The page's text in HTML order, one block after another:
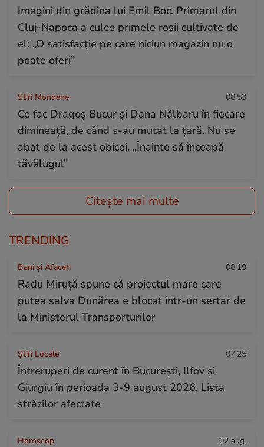
Imagini din grădina lui Emil Boc. Primarul din
Cluj-Napoca a cules primele roșii cultivate de
el: „O satisfacție pe care niciun magazin nu o
poate oferi”
Stiri Mondene 08:53
Ce fac Dragoș Bucur și Dana Nălbaru în fiecare
dimineață, de când s-au mutat la țară. Nu se
abat de la acest obicei. „Înainte să înceapă
tăvălugul”
Citește mai multe
TRENDING
Bani și Afaceri 08:19
Radu Miruță spune că proiectul mare care
putea salva Dunărea e blocat într-un sertar de
la Ministerul Transporturilor
Știri Locale 07:25
Întreruperi de curent în București, Ilfov și
Giurgiu în perioada 3-9 august 2026. Lista
străzilor afectate
Horoscop 02 aug.